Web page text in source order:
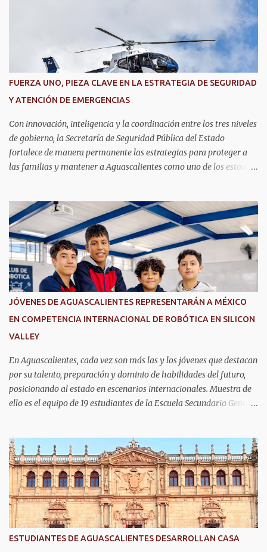
FUERZA UNO, PIEZA CLAVE EN LA ESTRATEGIA DE SEGURIDAD
Y ATENCIÓN DE EMERGENCIAS
Con innovación, inteligencia y la coordinación entre los tres niveles
de gobierno, la Secretaría de Seguridad Pública del Estado
fortalece de manera permanente las estrategias para proteger a
las familias y mantener a Aguascalientes como uno de los estados
aérea, brindar apoyo táctico a los operativos de seguridad,
realizar traslados aeromédicos y participar en el transporte de
órganos, fortaleciendo la capacidad de respuesta de las
instituciones ante situaciones que requieren atención inmediata.
En reconocimiento a su liderazgo al mando del helicóptero Fuerza
Uno y a la contribución de esta aeronave en las operaciones de
seguridad y en los servicios de emergencia en Aguascalientes, el
Antonio Martínez Romo, fue distinguido durante el TechDay 2026.
Martínez Romo destacó que el helicóptero repres...
JÓVENES DE AGUASCALIENTES REPRESENTARÁN A MÉXICO
EN COMPETENCIA INTERNACIONAL DE ROBÓTICA EN SILICON
VALLEY
En Aguascalientes, cada vez son más las y los jóvenes que destacan
por su talento, preparación y dominio de habilidades del futuro,
posicionando al estado en escenarios internacionales. Muestra de
ello es el equipo de 19 estudiantes de la Escuela Secundaria General
competirán con jóvenes de todo el mundo. Su pase lo obtuvieron en
RoboRAVE México 2025, en Puerto Vallarta, tras destacar por su
precisión, creatividad y habilidades en programación, diseño de
prototipos y trabajo en equipo. Divididos en cinco equipos,
participarán en la categoría Fast Bot, en la que robots diseñados
por ellos mismos deberán recorrer una pista siguiendo una línea
con la mayor velocidad y exactitud. Este logro refleja cómo en
ESTUDIANTES DE AGUASCALIENTES DESARROLLAN CASA